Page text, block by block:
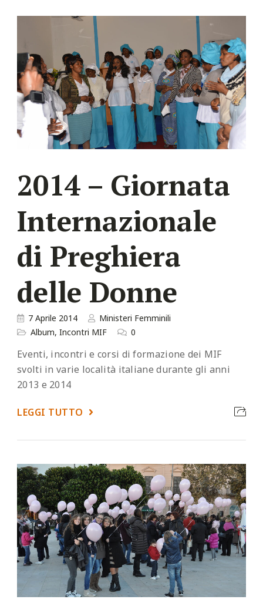
2014 – Giornata
Internazionale
di Preghiera
delle Donne
7 Aprile 2014
Ministeri Femminili
Album, Incontri MIF 0
Eventi, incontri e corsi di formazione dei MIF
svolti in varie località italiane durante gli anni
2013 e 2014
LEGGI TUTTO